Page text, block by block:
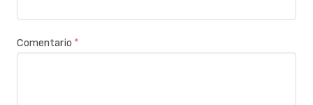
Comentario *